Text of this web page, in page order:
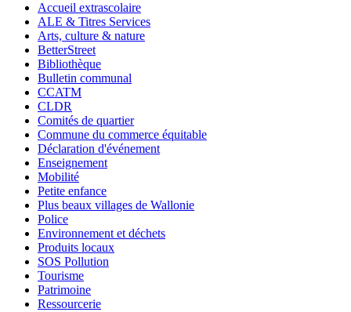
Accueil extrascolaire
ALE & Titres Services
Arts, culture & nature
BetterStreet
Bibliothèque
Bulletin communal
CCATM
CLDR
Comités de quartier
Commune du commerce équitable
Déclaration d'événement
Enseignement
Mobilité
Petite enfance
Plus beaux villages de Wallonie
Police
Environnement et déchets
Produits locaux
SOS Pollution
Tourisme
Patrimoine
Ressourcerie